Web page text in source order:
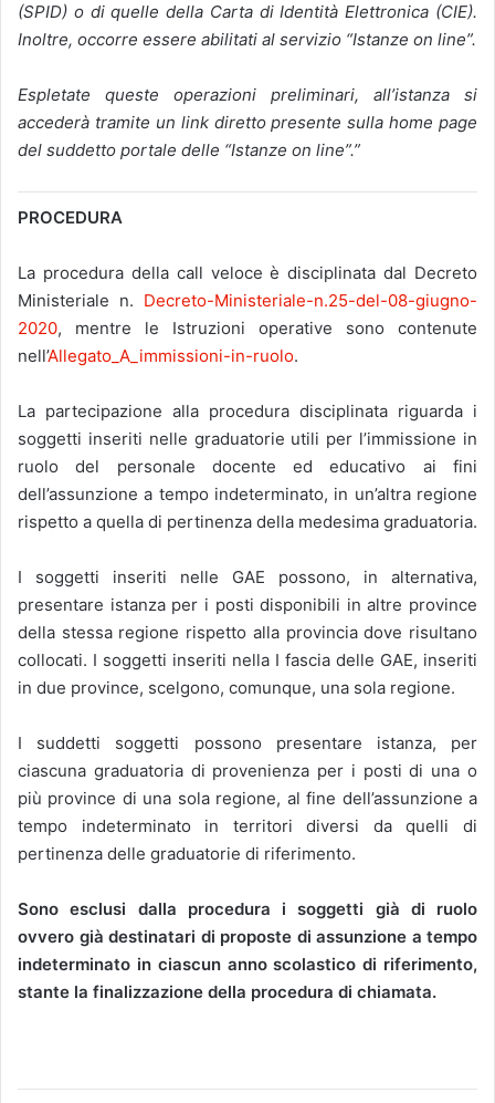
(SPID) o di quelle della Carta di Identità Elettronica (CIE).
Inoltre, occorre essere abilitati al servizio “Istanze on line”.
Espletate queste operazioni preliminari, all’istanza si
accederà tramite un link diretto presente sulla home page
del suddetto portale delle “Istanze on line”.”
PROCEDURA
La procedura della call veloce è disciplinata dal Decreto
Ministeriale n. Decreto-Ministeriale-n.25-del-08-giugno-
2020, mentre le Istruzioni operative sono contenute
nell’Allegato_A_immissioni-in-ruolo.
La partecipazione alla procedura disciplinata riguarda i
soggetti inseriti nelle graduatorie utili per l’immissione in
ruolo del personale docente ed educativo ai fini
dell’assunzione a tempo indeterminato, in un’altra regione
rispetto a quella di pertinenza della medesima graduatoria.
I soggetti inseriti nelle GAE possono, in alternativa,
presentare istanza per i posti disponibili in altre province
della stessa regione rispetto alla provincia dove risultano
collocati. I soggetti inseriti nella I fascia delle GAE, inseriti
in due province, scelgono, comunque, una sola regione.
I suddetti soggetti possono presentare istanza, per
ciascuna graduatoria di provenienza per i posti di una o
più province di una sola regione, al fine dell’assunzione a
tempo indeterminato in territori diversi da quelli di
pertinenza delle graduatorie di riferimento.
Sono esclusi dalla procedura i soggetti già di ruolo
ovvero già destinatari di proposte di assunzione a tempo
indeterminato in ciascun anno scolastico di riferimento,
stante la finalizzazione della procedura di chiamata.